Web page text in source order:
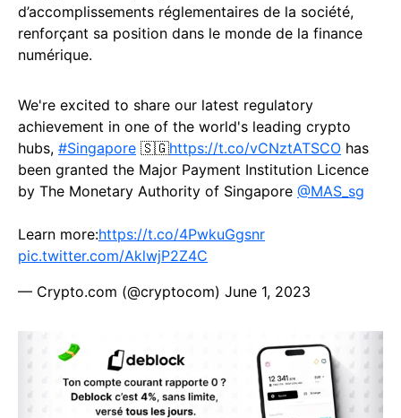
d’accomplissements réglementaires de la société,
renforçant sa position dans le monde de la finance
numérique.
We're excited to share our latest regulatory
achievement in one of the world's leading crypto
hubs, #Singapore 🇸🇬https://t.co/vCNztATSCO has
been granted the Major Payment Institution Licence
by The Monetary Authority of Singapore @MAS_sg
Learn more:https://t.co/4PwkuGgsnr
pic.twitter.com/AklwjP2Z4C
— Crypto.com (@cryptocom) June 1, 2023